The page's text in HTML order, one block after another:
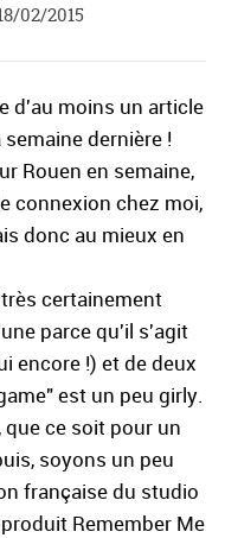
02/2015
d'au moins un article
dernière !
Rouen en semaine,
connexion chez moi,
donc au mieux en
certainement
parce qu'il s'agit
encore !) et de deux
est un peu girly.
ce soit pour un
soyons un peu
française du studio
Remember Me